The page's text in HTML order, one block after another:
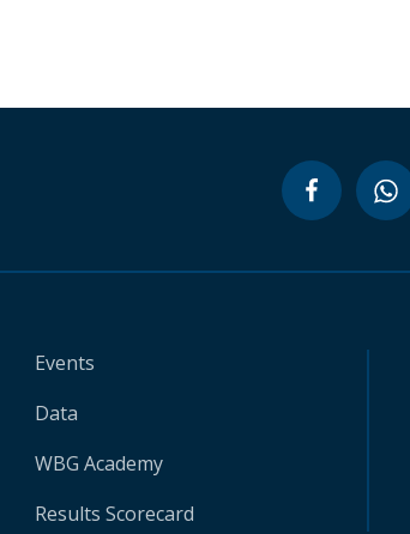
Events
Data
WBG Academy
Results Scorecard